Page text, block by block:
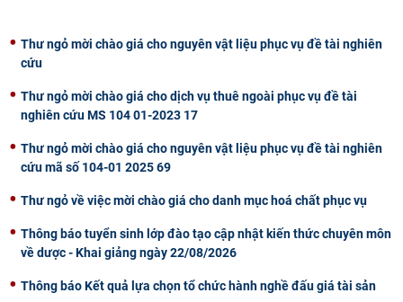
Thư ngỏ mời chào giá cho nguyên vật liệu phục vụ đề tài nghiên
cứu
Thư ngỏ mời chào giá cho dịch vụ thuê ngoài phục vụ đề tài
nghiên cứu MS 104 01-2023 17
Thư ngỏ mời chào giá cho nguyên vật liệu phục vụ đề tài nghiên
cứu mã số 104-01 2025 69
Thư ngỏ về việc mời chào giá cho danh mục hoá chất phục vụ
Thông báo tuyển sinh lớp đào tạo cập nhật kiến thức chuyên môn
về dược - Khai giảng ngày 22/08/2026
Thông báo Kết quả lựa chọn tổ chức hành nghề đấu giá tài sản